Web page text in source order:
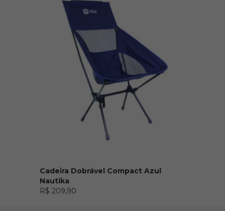
Cadeira Dobrável Compact Azul
Nautika
R$ 209,90